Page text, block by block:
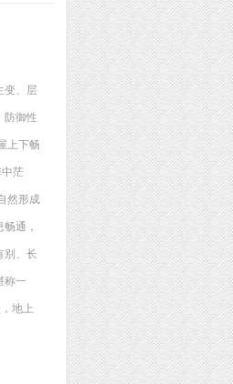
变、层
防御性
上下畅
茫
然形成
通，
别、长
称一
地上